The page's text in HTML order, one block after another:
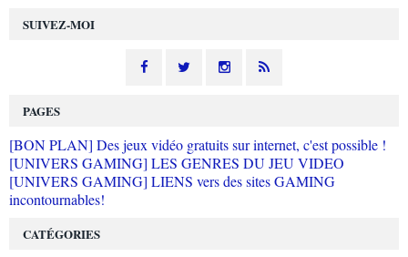
SUIVEZ-MOI
PAGES
[BON PLAN] Des jeux vidéo gratuits sur internet, c'est possible !
[UNIVERS GAMING] LES GENRES DU JEU VIDEO
[UNIVERS GAMING] LIENS vers des sites GAMING
incontournables!
CATÉGORIES